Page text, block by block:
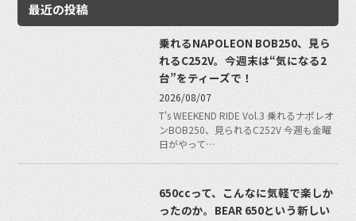
最近の投稿
乗れるNAPOLEON BOB250、見ら
れるC252V。今週末は“気になる2
台”をティーズで！
2026/08/07
T's WEEKEND RIDE Vol.3 乗れるナポレオ
ンBOB250、見られるC252V 今週も金曜
日がやって…
650ccって、こんなに気軽で楽しか
ったのか。BEAR 650という新しい